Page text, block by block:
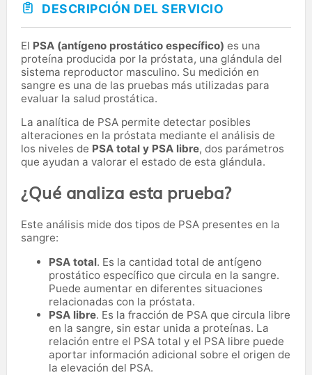
DESCRIPCIÓN DEL SERVICIO
El PSA (antígeno prostático específico) es una
proteína producida por la próstata, una glándula del
sistema reproductor masculino. Su medición en
sangre es una de las pruebas más utilizadas para
evaluar la salud prostática.
La analítica de PSA permite detectar posibles
alteraciones en la próstata mediante el análisis de
los niveles de PSA total y PSA libre, dos parámetros
que ayudan a valorar el estado de esta glándula.
¿Qué analiza esta prueba?
Este análisis mide dos tipos de PSA presentes en la
sangre:
PSA total. Es la cantidad total de antígeno
prostático específico que circula en la sangre.
Puede aumentar en diferentes situaciones
relacionadas con la próstata.
PSA libre. Es la fracción de PSA que circula libre
en la sangre, sin estar unida a proteínas. La
relación entre el PSA total y el PSA libre puede
aportar información adicional sobre el origen de
la elevación del PSA.